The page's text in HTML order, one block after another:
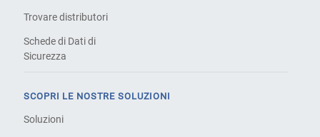
Trovare distributori
Schede di Dati di
Sicurezza
SCOPRI LE NOSTRE SOLUZIONI
Soluzioni